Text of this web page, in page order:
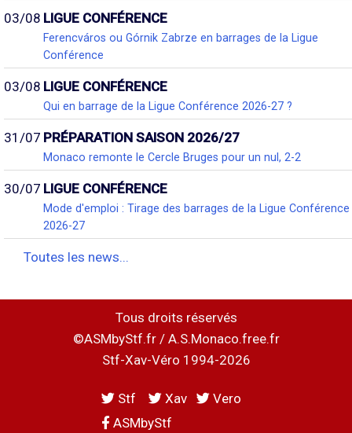
03/08 LIGUE CONFÉRENCE
Ferencváros ou Górnik Zabrze en barrages de la Ligue
Conférence
03/08 LIGUE CONFÉRENCE
Qui en barrage de la Ligue Conférence 2026-27 ?
31/07 PRÉPARATION SAISON 2026/27
Monaco remonte le Cercle Bruges pour un nul, 2-2
30/07 LIGUE CONFÉRENCE
Mode d'emploi : Tirage des barrages de la Ligue Conférence
2026-27
Toutes les news...
Tous droits réservés
©ASMbyStf.fr / A.S.Monaco.free.fr
Stf-Xav-Véro 1994-2026
Stf Xav
Vero
ASMbyStf